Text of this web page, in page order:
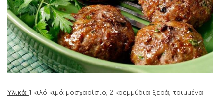
Υλικά: 1 κιλό κιμά μοσχαρίσιο, 2 κρεμμύδια ξερά, τριμμένα